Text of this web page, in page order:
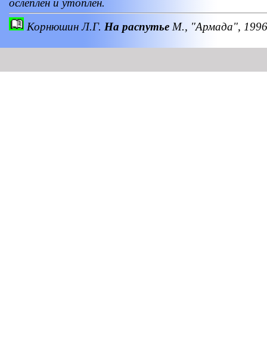
ослеплен и утоплен.
Корнюшин Л.Г. На распутье М., "Армада",